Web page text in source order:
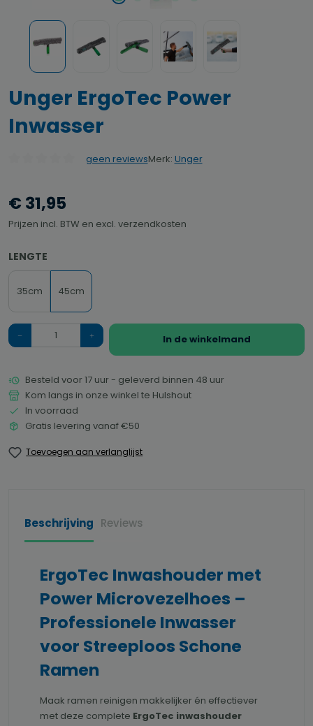
Unger ErgoTec Power
Inwasser
geen reviewsMerk: Unger
€ 31,95
Prijzen incl. BTW en excl. verzendkosten
SELECTEER
LENGTE
35cm 45cm
Hoeveelheid
In de winkelmand
Besteld voor 17 uur - geleverd binnen 48 uur
Kom langs in onze winkel te Hulshout
In voorraad
Gratis levering vanaf €50
Toevoegen aan verlanglijst
Beschrijving Reviews
ErgoTec Inwashouder met
Power Microvezelhoes –
Professionele Inwasser
voor Streeploos Schone
Ramen
Maak ramen reinigen makkelijker én effectiever
met deze complete ErgoTec inwashouder